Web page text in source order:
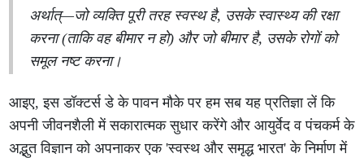
अर्थात्—जो व्यक्ति पूरी तरह स्वस्थ है, उसके स्वास्थ्य की रक्षा
करना (ताकि वह बीमार न हो) और जो बीमार है, उसके रोगों को
समूल नष्ट करना।
आइए, इस डॉक्टर्स डे के पावन मौके पर हम सब यह प्रतिज्ञा लें कि
अपनी जीवनशैली में सकारात्मक सुधार करेंगे और आयुर्वेद व पंचकर्म के
अद्भुत विज्ञान को अपनाकर एक 'स्वस्थ और समृद्ध भारत' के निर्माण में